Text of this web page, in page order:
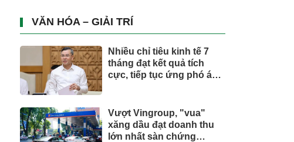
trụ, nắm giữ khối tài sản
hàng nghìn tỷ
VĂN HÓA – GIẢI TRÍ
Nhiều chỉ tiêu kinh tế 7
tháng đạt kết quả tích
cực, tiếp tục ứng phó áp
Vượt Vingroup, "vua"
xăng dầu đạt doanh thu
lớn nhất sàn chứng